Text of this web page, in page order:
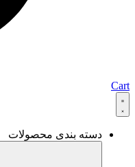
Cart
دسته بندی محصولات